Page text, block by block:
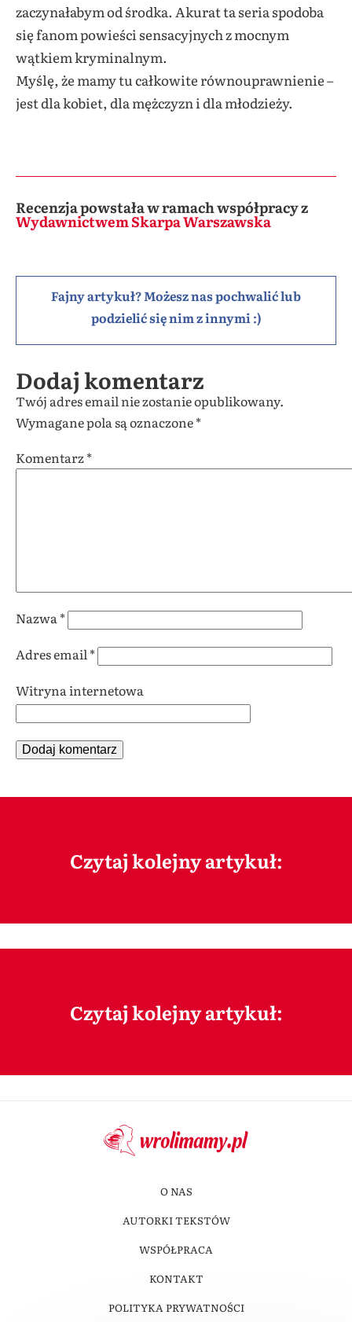
zaczynałabym od środka. Akurat ta seria spodoba
się fanom powieści sensacyjnych z mocnym
wątkiem kryminalnym.
Myślę, że mamy tu całkowite równouprawnienie –
jest dla kobiet, dla mężczyzn i dla młodzieży.
Recenzja powstała w ramach współpracy z
Wydawnictwem Skarpa Warszawska
Fajny artykuł? Możesz nas pochwalić lub
podzielić się nim z innymi :)
Dodaj komentarz
Twój adres email nie zostanie opublikowany.
Wymagane pola są oznaczone*
Komentarz*
Nazwa *
Adres email *
Witryna internetowa
Czytaj kolejny artykuł:
Czytaj kolejny artykuł:
O NAS
AUTORKI TEKSTÓW
WSPÓŁPRACA
KONTAKT
POLITYKA PRYWATNOŚCI